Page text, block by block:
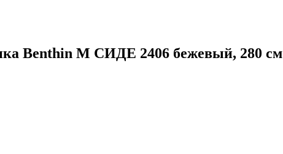
Benthin M СИДЕ 2406 бежевый, 280 см